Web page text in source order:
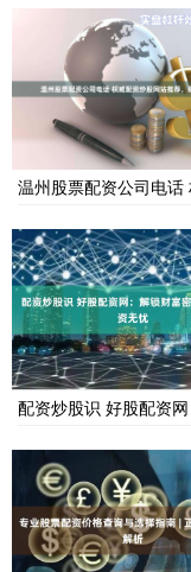
温州股票配资公司电
配资炒股识 好股配资